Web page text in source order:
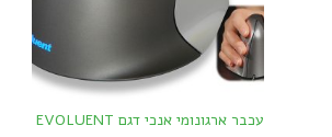
עכבר ארגונומי אנכי דגם EVOLUENT